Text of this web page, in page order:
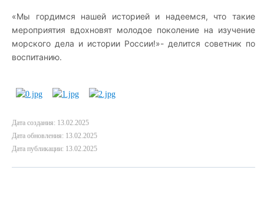
«Мы гордимся нашей историей и надеемся, что такие
мероприятия вдохновят молодое поколение на изучение
морского дела и истории России!»- делится советник по
воспитанию.
Дата создания: 13.02.2025
Дата обновления: 13.02.2025
Дата публикации: 13.02.2025